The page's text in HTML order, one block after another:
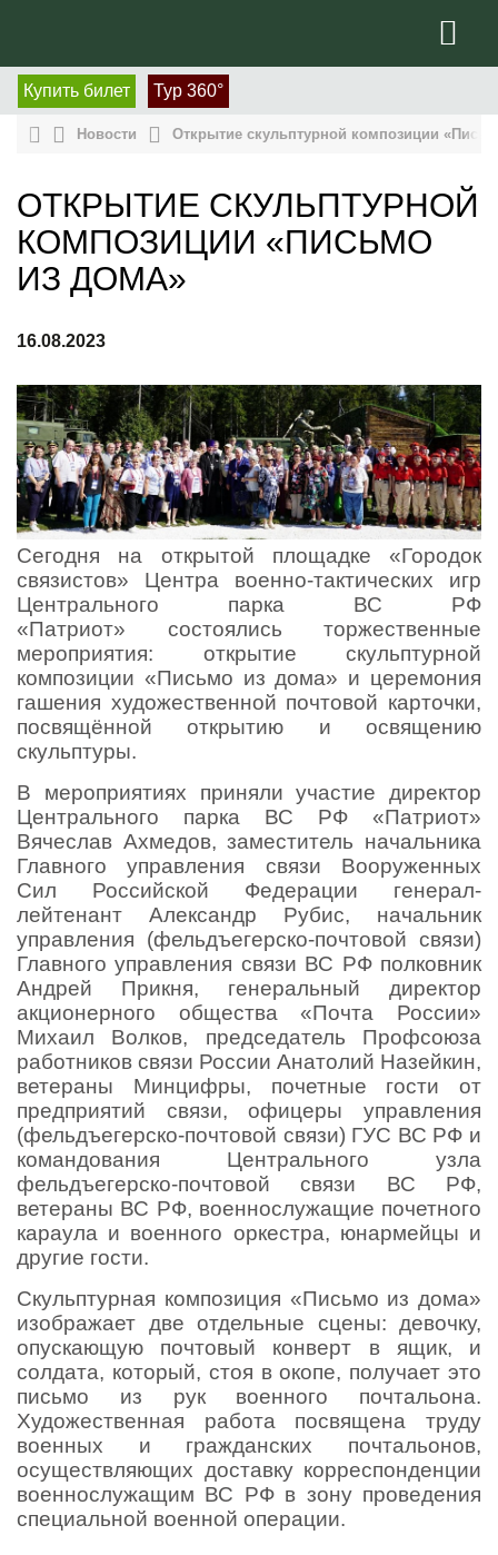
Купить билет Тур 360°
Новости Открытие скульптурной композиции
ОТКРЫТИЕ СКУЛЬПТУРНОЙ
КОМПОЗИЦИИ «ПИСЬМО
ИЗ ДОМА»
16.08.2023
Сегодня на открытой площадке «Городок
связистов» Центра военно-тактических игр
Центрального парка ВС РФ
«Патриот» состоялись торжественные
мероприятия: открытие скульптурной
композиции «Письмо из дома» и церемония
гашения художественной почтовой карточки,
посвящённой открытию и освящению
скульптуры.
В мероприятиях приняли участие директор
Центрального парка ВС РФ «Патриот»
Вячеслав Ахмедов, заместитель начальника
Главного управления связи Вооруженных
Сил Российской Федерации генерал-
лейтенант Александр Рубис, начальник
управления (фельдъегерско-почтовой связи)
Главного управления связи ВС РФ полковник
Андрей Прикня, генеральный директор
акционерного общества «Почта России»
Михаил Волков, председатель Профсоюза
работников связи России Анатолий Назейкин,
ветераны Минцифры, почетные гости от
предприятий связи, офицеры управления
(фельдъегерско-почтовой связи) ГУС ВС РФ и
командования Центрального узла
фельдъегерско-почтовой связи ВС РФ,
ветераны ВС РФ, военнослужащие почетного
караула и военного оркестра, юнармейцы и
другие гости.
Скульптурная композиция «Письмо из дома»
изображает две отдельные сцены: девочку,
опускающую почтовый конверт в ящик, и
солдата, который, стоя в окопе, получает это
письмо из рук военного почтальона.
Художественная работа посвящена труду
военных и гражданских почтальонов,
осуществляющих доставку корреспонденции
военнослужащим ВС РФ в зону проведения
специальной военной операции.